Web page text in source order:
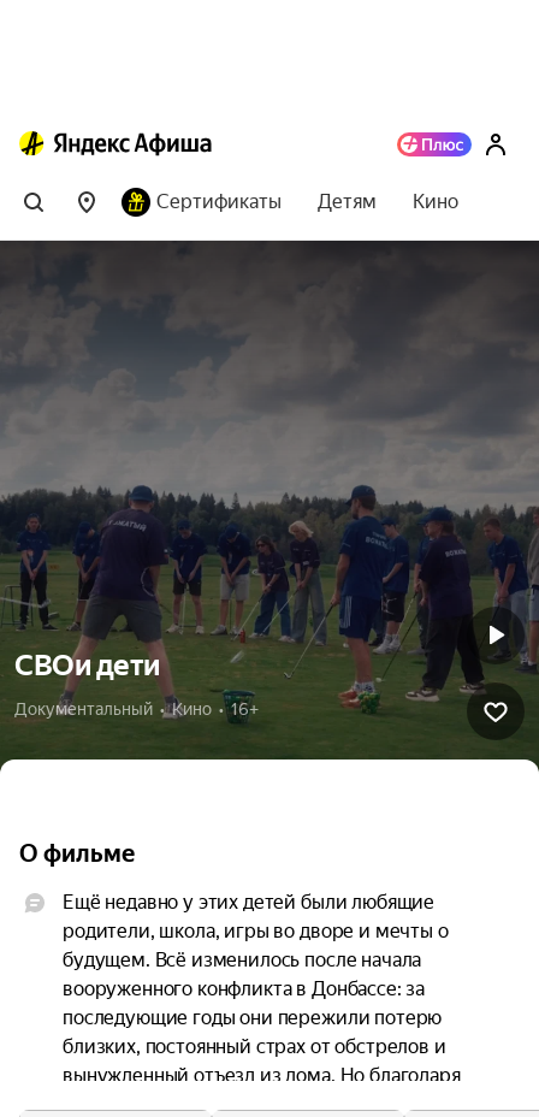
Сертификаты Детям Кино
СВОи дети
Документальный  •  Кино  •  16+
О фильме
Ещё недавно у этих детей были любящие
родители, школа, игры во дворе и мечты о
будущем. Всё изменилось после начала
вооруженного конфликта в Донбассе: за
последующие годы они пережили потерю
близких, постоянный страх от обстрелов и
вынужденный отъезд из дома. Но благодаря
поддержке государства и помощи